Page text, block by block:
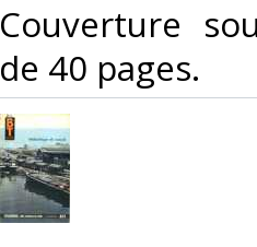
‎Couverture
de 40 pages.‎